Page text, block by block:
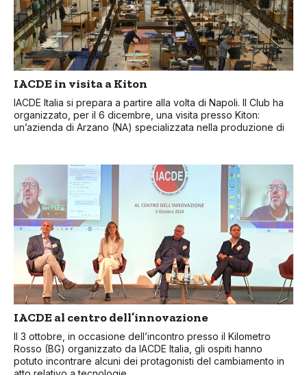
IACDE in visita a Kiton
IACDE Italia si prepara a partire alla volta di Napoli. Il Club ha
organizzato, per il 6 dicembre, una visita presso Kiton:
un’azienda di Arzano (NA) specializzata nella produzione di
IACDE al centro dell’innovazione
Il 3 ottobre, in occasione dell’incontro presso il Kilometro
Rosso (BG) organizzato da IACDE Italia, gli ospiti hanno
potuto incontrare alcuni dei protagonisti del cambiamento in